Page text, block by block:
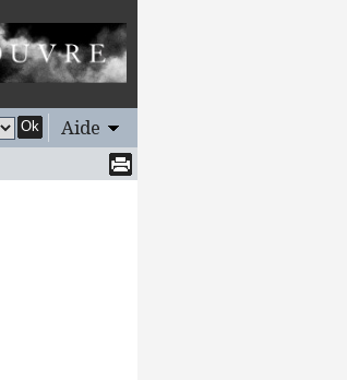
Ok Aide